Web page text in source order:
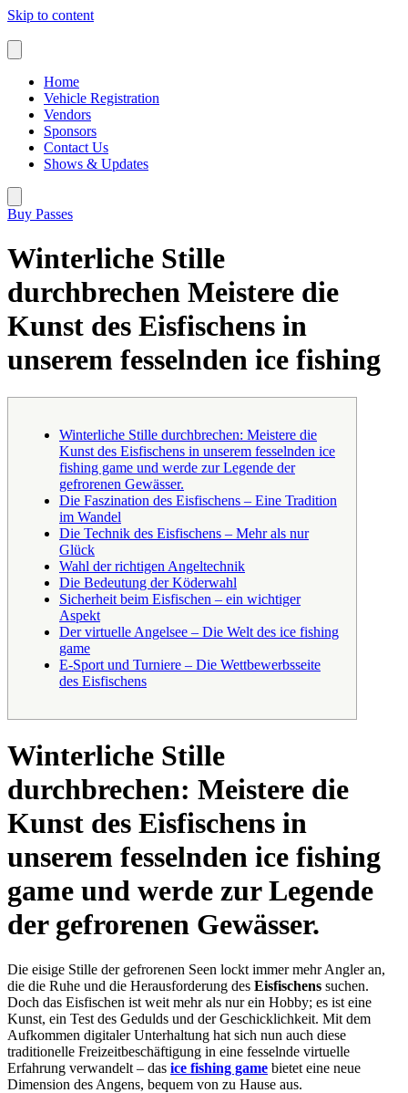
Skip to content
Home
Vehicle Registration
Vendors
Sponsors
Contact Us
Shows & Updates
Buy Passes
Winterliche Stille
durchbrechen Meistere die
Kunst des Eisfischens in
unserem fesselnden ice fishing
Winterliche Stille durchbrechen: Meistere die
Kunst des Eisfischens in unserem fesselnden ice
fishing game und werde zur Legende der
gefrorenen Gewässer.
Die Faszination des Eisfischens – Eine Tradition
im Wandel
Die Technik des Eisfischens – Mehr als nur
Glück
Wahl der richtigen Angeltechnik
Die Bedeutung der Köderwahl
Sicherheit beim Eisfischen – ein wichtiger
Aspekt
Der virtuelle Angelsee – Die Welt des ice fishing
game
E-Sport und Turniere – Die Wettbewerbsseite
des Eisfischens
Winterliche Stille
durchbrechen: Meistere die
Kunst des Eisfischens in
unserem fesselnden ice fishing
game und werde zur Legende
der gefrorenen Gewässer.
Die eisige Stille der gefrorenen Seen lockt immer mehr Angler an,
die die Ruhe und die Herausforderung des Eisfischens suchen.
Doch das Eisfischen ist weit mehr als nur ein Hobby; es ist eine
Kunst, ein Test des Gedulds und der Geschicklichkeit. Mit dem
Aufkommen digitaler Unterhaltung hat sich nun auch diese
traditionelle Freizeitbeschäftigung in eine fesselnde virtuelle
Erfahrung verwandelt – das ice fishing game bietet eine neue
Dimension des Angens, bequem von zu Hause aus.